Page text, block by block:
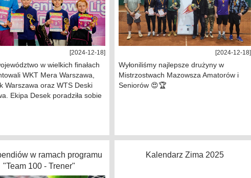
[2024-12-18]
w wielkich finałach
WKT Mera Warszawa,
Warszawa oraz WTS Deski
Ekipa Desek poradziła sobie
[2024-12-18]
Wyłoniliśmy najlepsze drużyny w
Mistrzostwach Mazowsza Amatorów i
Seniorów 😍🏆
w ramach programu
"Team 100 - Trener"
Kalendarz Zima 2025